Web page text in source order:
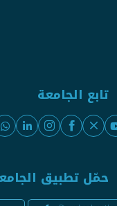
تابع الجامعة
حمّل تطبيق